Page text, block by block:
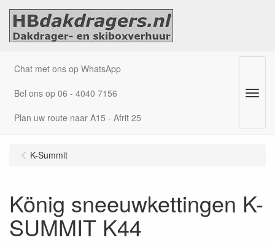
Chat met ons op WhatsApp
Bel ons op 06 - 4040 7156
Plan uw route naar A15 - Afrit 25
Menu
K-Summit
König sneeuwkettingen K-
SUMMIT K44